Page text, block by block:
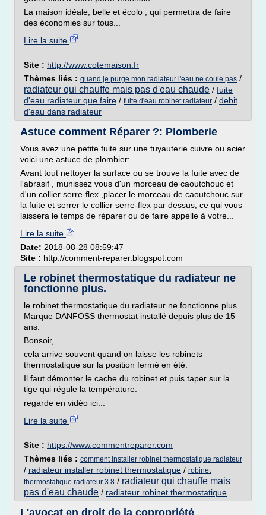
La maison idéale, belle et écolo , qui permettra de faire
des économies sur tous...
Lire la suite
Site : http://www.cotemaison.fr
Thèmes liés : quand je purge mon radiateur l'eau ne coule pas /
radiateur qui chauffe mais pas d'eau chaude / fuite
d'eau radiateur que faire / fuite d'eau robinet radiateur / debit
d'eau dans radiateur
Astuce comment Réparer ?: Plomberie
Vous avez une petite fuite sur une tuyauterie cuivre ou acier
voici une astuce de plombier:
Avant tout nettoyer la surface ou se trouve la fuite avec de
l'abrasif , munissez vous d'un morceau de caoutchouc et
d'un collier serre-flex ,placer le morceau de caoutchouc sur
la fuite et serrer le collier serre-flex par dessus, ce qui vous
laissera le temps de réparer ou de faire appelle à votre...
Lire la suite
Date: 2018-08-28 08:59:47
Site : http://comment-reparer.blogspot.com
Le robinet thermostatique du radiateur ne
fonctionne plus.
le robinet thermostatique du radiateur ne fonctionne plus.
Marque DANFOSS thermostat installé depuis plus de 15
ans.
Bonsoir,
cela arrive souvent quand on laisse les robinets
thermostatique sur la position fermé en été.
Il faut démonter le cache du robinet et puis taper sur la
tige qui régule la température.
regarde en vidéo ici...
Lire la suite
Site : https://www.commentreparer.com
Thèmes liés : comment installer robinet thermostatique radiateur
/ radiateur installer robinet thermostatique / robinet
thermostatique radiateur 3 8 / radiateur qui chauffe mais
pas d'eau chaude / radiateur robinet thermostatique
L'avocat en droit de la copropriété